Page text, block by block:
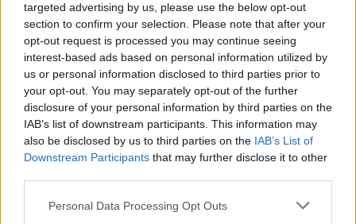
targeted advertising by us, please use the below opt-out
section to confirm your selection. Please note that after your
opt-out request is processed you may continue seeing
interest-based ads based on personal information utilized by
us or personal information disclosed to third parties prior to
your opt-out. You may separately opt-out of the further
disclosure of your personal information by third parties on the
IAB’s list of downstream participants. This information may
also be disclosed by us to third parties on the IAB’s List of
Downstream Participants that may further disclose it to other
Please note that this website/app uses one or more Google
Personal Data Processing Opt Outs
de nem adják fel és mindenkiben él a remény, hogy találnak
még élő embereket az összedőlt épületek fogságában. Bár
már rettentően fáradt a csapat, a megterhelő napok ellenére
szerencsére jól vannak, kivéve Gogót. Sajnos keresés közben
elvágta a lábát, így jelenleg kényszerpihenőn van a jászberényi
Szabó Gábor kutyája, adta közre a Kutyákkal az Életért
Alapítvány Facebook. Mint közöltük, a HUBA tagja két
jászberényi és egy…
TOVÁBB OLVASOM
Baptista Szeretetszolgálat,